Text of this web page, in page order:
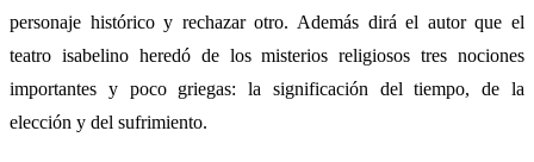
personaje histórico y rechazar otro. Además dirá el autor que el
teatro isabelino heredó de los misterios religiosos tres nociones
importantes y poco griegas: la significación del tiempo, de la
elección y del sufrimiento.